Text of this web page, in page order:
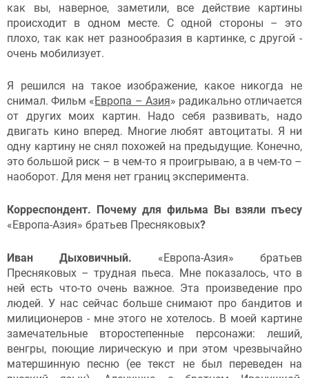
как вы, наверное, заметили, все действие картины
происходит в одном месте. С одной стороны – это
плохо, так как нет разнообразия в картинке, с другой -
очень мобилизует.
Я решился на такое изображение, какое никогда не
снимал. Фильм «Европа – Азия» радикально отличается
от других моих картин. Надо себя развивать, надо
двигать кино вперед. Многие любят автоцитаты. Я ни
одну картину не снял похожей на предыдущие. Конечно,
это большой риск – в чем-то я проигрываю, а в чем-то –
наоборот. Для меня нет границ эксперимента.
Корреспондент. Почему для фильма Вы взяли пъесу
«Европа-Азия» братьев Пресняковых?
Иван Дыховичный. «Европа-Азия» братьев
Пресняковых – трудная пьеса. Мне показалось, что в
ней есть что-то очень важное. Эта произведение про
людей. У нас сейчас больше снимают про бандитов и
милиционеров - мне этого не хотелось. В моей картине
замечательные второстепенные персонажи: леший,
венгры, поющие лирическую и при этом чрезвычайно
матершинную песню (ее текст не был переведен на